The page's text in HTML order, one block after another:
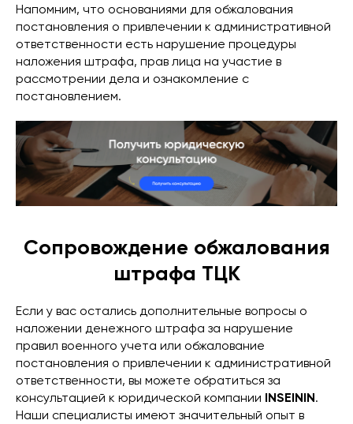
Напомним, что основаниями для обжалования
постановления о привлечении к административной
ответственности есть нарушение процедуры
наложения штрафа, прав лица на участие в
рассмотрении дела и ознакомление с
постановлением.
Сопровождение обжалования
штрафа ТЦК
Если у вас остались дополнительные вопросы о
наложении денежного штрафа за нарушение
правил военного учета или обжалование
постановления о привлечении к административной
ответственности, вы можете обратиться за
консультацией к юридической компании INSEININ.
Наши специалисты имеют значительный опыт в